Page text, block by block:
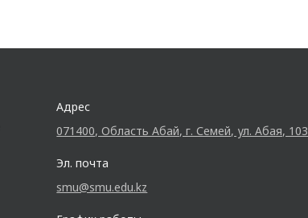
Адрес
071400, Область Абай, г. Семей, ул. Абая, 103
Эл. почта
smu@smu.edu.kz